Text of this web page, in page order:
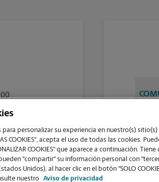
de Uso del Sitio Web | Contraste Alto
personalizar su experiencia en nuestro(s)
COOKIES", acepta el uso de todas las cookies.
COOKIES" que aparece a continuación.
"compartir" su información personal con
Unidos), al hacer clic en el botón "SOLO
nuestro
Aviso de privacidad